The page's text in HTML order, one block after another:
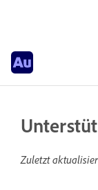
Zuletzt